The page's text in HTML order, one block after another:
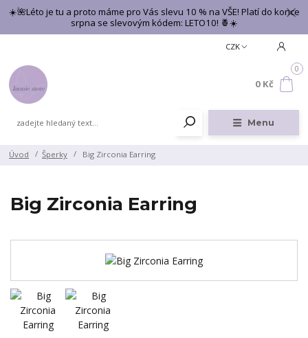
☀️🌺Léto je tu a proto máme pro Vás slevu 10 % na VŠE! Platí do konce
srpna se slevovým kódem: LETO10! 🍍☀️
Menu
CZK
0
0 Kč
Úvod Šperky Big Zirconia Earring
Big Zirconia Earring